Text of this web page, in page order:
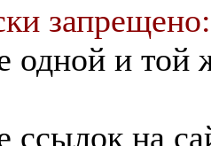
запрещено:
одной и той
ссылок на